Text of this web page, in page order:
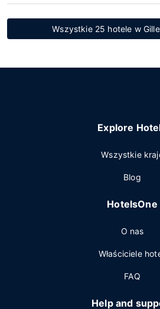
Wszystkie 25 hotele w
Explore
Wszystkie
Blog
HotelsOne
O nas
Właściciele
FAQ
Help and